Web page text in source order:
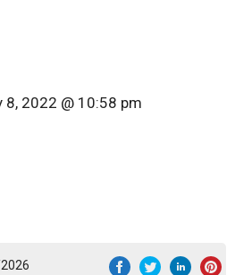
8, 2022 @ 10:58 pm